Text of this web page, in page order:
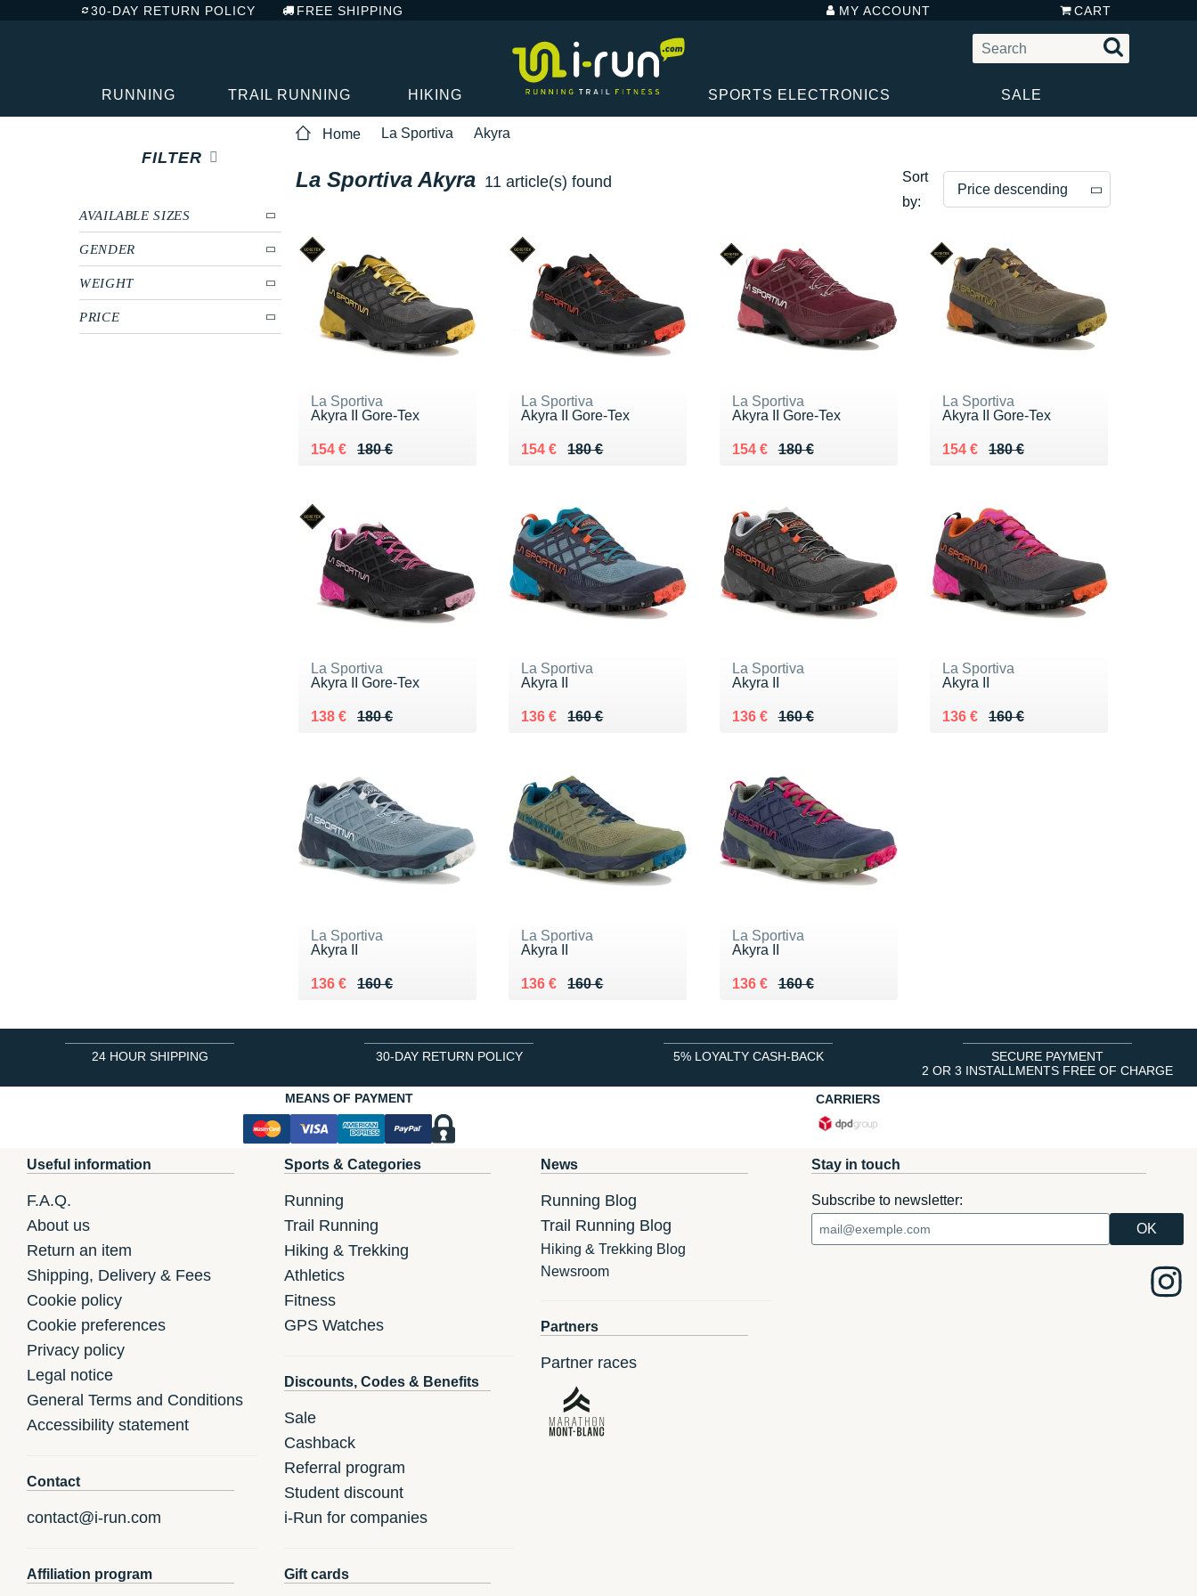
30-DAY RETURN POLICY FREE SHIPPING MY ACCOUNT CART
RUNNING TRAIL RUNNING HIKING SPORTS ELECTRONICS SALE
Home La Sportiva Akyra
FILTER
AVAILABLE SIZES
GENDER
WEIGHT
PRICE
La Sportiva Akyra 11 article(s) found
Sort
by:
Price descending
Price ascending
La Sportiva
Akyra II Gore-Tex
180 €
Au lieu de 180 €
154 €
Vendu 154 €
La Sportiva
Akyra II Gore-Tex
180 €
Au lieu de 180 €
154 €
Vendu 154 €
La Sportiva
Akyra II Gore-Tex
180 €
Au lieu de 180 €
154 €
Vendu 154 €
La Sportiva
Akyra II Gore-Tex
180 €
Au lieu de 180 €
154 €
Vendu 154 €
La Sportiva
Akyra II Gore-Tex
180 €
Au lieu de 180 €
138 €
Vendu 138 €
La Sportiva
Akyra II
160 €
Au lieu de 160 €
136 €
Vendu 136 €
La Sportiva
Akyra II
160 €
Au lieu de 160 €
136 €
Vendu 136 €
La Sportiva
Akyra II
160 €
Au lieu de 160 €
136 €
Vendu 136 €
La Sportiva
Akyra II
160 €
Au lieu de 160 €
136 €
Vendu 136 €
La Sportiva
Akyra II
160 €
Au lieu de 160 €
136 €
Vendu 136 €
La Sportiva
Akyra II
160 €
Au lieu de 160 €
136 €
Vendu 136 €
24 HOUR SHIPPING 30-DAY RETURN POLICY 5% LOYALTY CASH-BACK
SECURE PAYMENT
2 OR 3 INSTALLMENTS FREE OF CHARGE
MEANS OF PAYMENT
CARRIERS
Useful information
F.A.Q.
About us
Return an item
Shipping, Delivery & Fees
Cookie policy
Cookie preferences
Privacy policy
Legal notice
General Terms and Conditions
Accessibility statement
Contact
contact@i-run.com
Affiliation program
Sports & Categories
Running
Trail Running
Hiking & Trekking
Athletics
Fitness
GPS Watches
Discounts, Codes & Benefits
Sale
Cashback
Referral program
Student discount
i-Run for companies
Gift cards
News
Running Blog
Trail Running Blog
Hiking & Trekking Blog
Newsroom
Partners
Partner races
Stay in touch
Subscribe to newsletter: